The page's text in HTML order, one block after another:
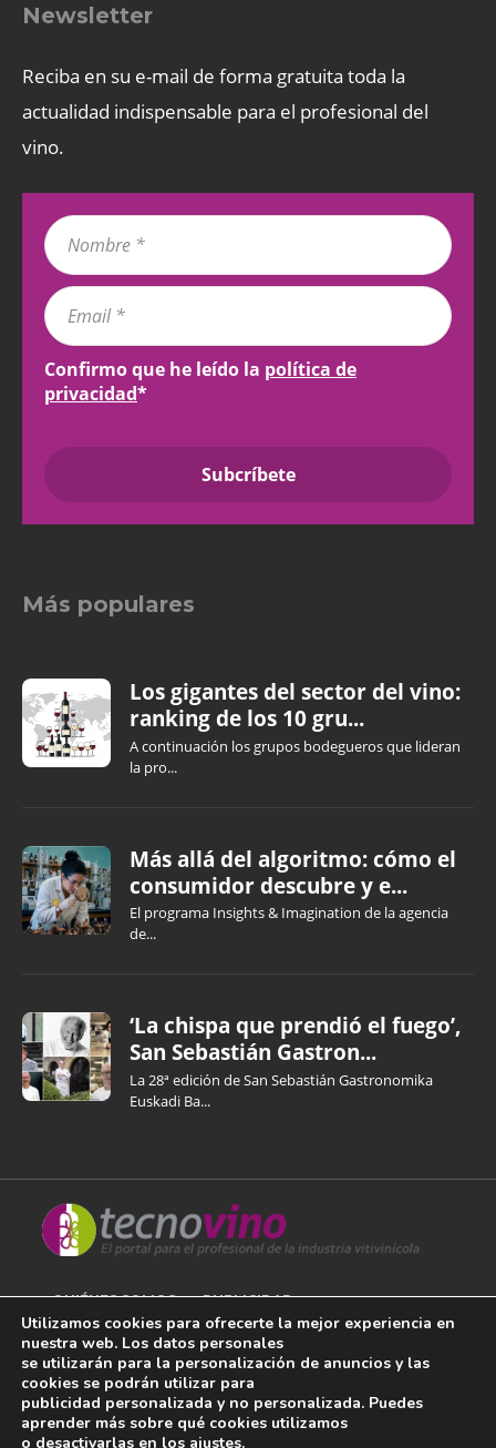
Newsletter
Reciba en su e-mail de forma gratuita toda la
actualidad indispensable para el profesional del
vino.
Confirmo que he leído la política de
privacidad*
Más populares
Los gigantes del sector del vino:
ranking de los 10 gru...
A continuación los grupos bodegueros que lideran
la pro...
Más allá del algoritmo: cómo el
consumidor descubre y e...
El programa Insights & Imagination de la agencia
de...
‘La chispa que prendió el fuego’,
San Sebastián Gastron...
La 28ª edición de San Sebastián Gastronomika
Euskadi Ba...
QUIÉNES SOMOS PUBLICIDAD
AVISO LEGAL
POLÍTICA DE COOKIES
POLÍTICA DE PRIVACIDAD
Utilizamos cookies para ofrecerte la mejor experiencia en
nuestra web. Los datos personales
se utilizarán para la personalización de anuncios y las
cookies se podrán utilizar para
publicidad personalizada y no personalizada. Puedes
aprender más sobre qué cookies utilizamos
o desactivarlas en los ajustes.